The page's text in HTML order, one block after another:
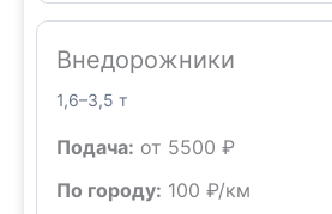
Внедорожники
1,6–3,5 т
Подача: от 5500 ₽
По городу: 100 ₽/км